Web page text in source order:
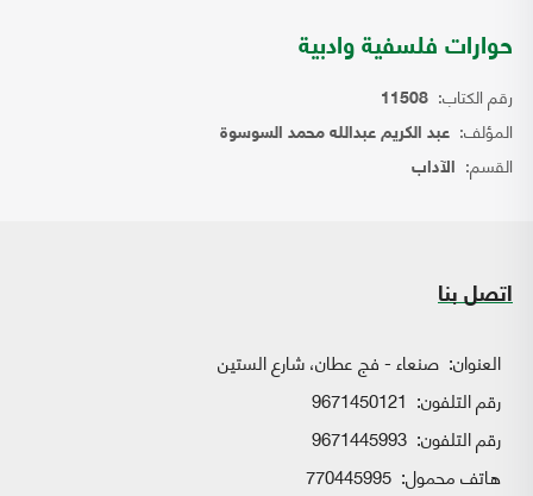
حوارات فلسفية وادبية
رقم الكتاب: 11508
المؤلف: عبد الكريم عبدالله محمد السوسوة
القسم: الآداب
اتصل بنا
العنوان: صنعاء - فج عطان، شارع الستين
رقم التلفون: 9671450121
رقم التلفون: 9671445993
هاتف محمول: 770445995